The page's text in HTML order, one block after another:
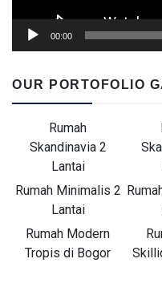
00:00
OUR PORTOFOLIO
Rumah
Skandinavia 2
Lantai
Rumah Minimalis 2
Lantai
Rumah Modern
Tropis di Bogor